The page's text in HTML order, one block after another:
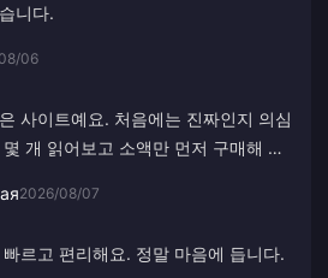
니다.
06
사이트예요. 처음에는 진짜인지 의심
개 읽어보고 소액만 먼저 구매해 봤
2026/08/07
르고 편리해요. 정말 마음에 듭니다.